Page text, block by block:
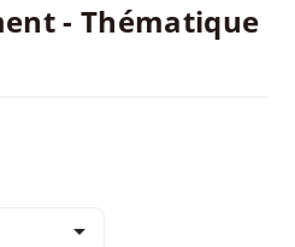
- Thématique
